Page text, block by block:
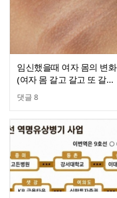
임신했을때 여자 몸의 변화
(여자 몸 갈고 갈고 또 갈아
하는 임신)
댓글 8